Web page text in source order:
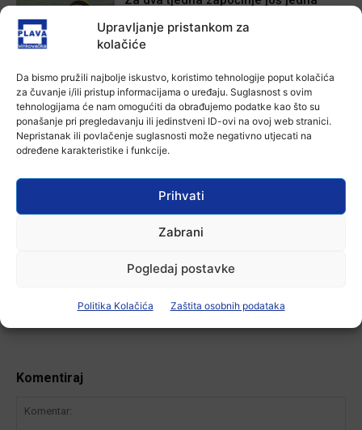
Upravljanje pristankom za
kolačiće
Da bismo pružili najbolje iskustvo, koristimo tehnologije poput kolačića
za čuvanje i/ili pristup informacijama o uređaju. Suglasnost s ovim
tehnologijama će nam omogućiti da obrađujemo podatke kao što su
ponašanje pri pregledavanju ili jedinstveni ID-ovi na ovoj web stranici.
Nepristanak ili povlačenje suglasnosti može negativno utjecati na
određene karakteristike i funkcije.
Prihvati
Zabrani
Pogledaj postavke
Politika Kolačića Zaštita osobnih podataka
7 kolovoza, 2026
Aktualno
U Županji održana Ljetna škola magije
7 kolovoza, 2026
Zbog niskog vodostaja otežana
plovidba na Dunavu
6 kolovoza, 2026
Komentiraj